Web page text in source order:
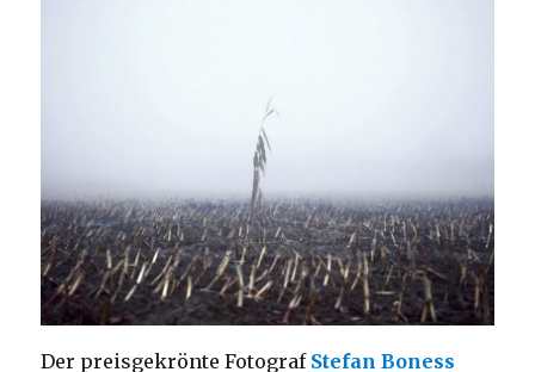
Der preisgekrönte Fotograf Stefan Boness